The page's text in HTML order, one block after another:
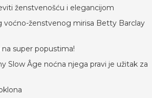
ženstvenošću i elegancijom
voćno-ženstvenog mirisa Betty Barclay
super popustima!
Slow Âge noćna njega pravi je užitak za